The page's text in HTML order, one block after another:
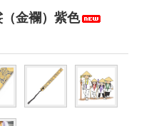
金襴）紫色